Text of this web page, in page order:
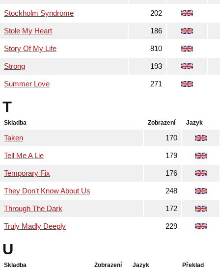
Stockholm Syndrome 202
Stole My Heart 186
Story Of My Life 810
Strong 193
Summer Love 271
T
Skladba Zobrazení Jazyk
Taken 170
Tell Me A Lie 179
Temporary Fix 176
They Don't Know About Us 248
Through The Dark 172
Truly Madly Deeply 229
U
Skladba Zobrazení Jazyk Překlad